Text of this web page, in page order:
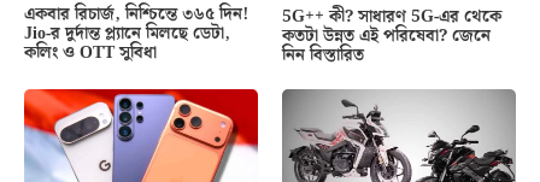
একবার রিচার্জ, নিশ্চিন্তে ৩৬৫ দিন!
Jio-র দুর্দান্ত প্ল্যানে মিলছে ডেটা,
কলিং ও OTT সুবিধা
5G++ কী? সাধারণ 5G-এর থেকে
কতটা উন্নত এই পরিষেবা? জেনে
নিন বিস্তারিত